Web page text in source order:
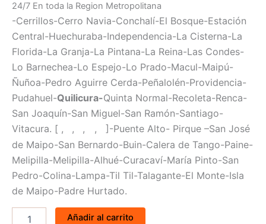
24/7 En toda la Region Metropolitana
-Cerrillos-Cerro Navia-Conchalí-El Bosque-Estación
Central-Huechuraba-Independencia-La Cisterna-La
Florida-La Granja-La Pintana-La Reina-Las Condes-
Lo Barnechea-Lo Espejo-Lo Prado-Macul-Maipú-
Ñuñoa-Pedro Aguirre Cerda-Peñalolén-Providencia-
Pudahuel-Quilicura-Quinta Normal-Recoleta-Renca-
San Joaquín-San Miguel-San Ramón-Santiago-
Vitacura. [ , , , , ]-Puente Alto- Pirque –San José
de Maipo-San Bernardo-Buin-Calera de Tango-Paine-
Melipilla-Melipilla-Alhué-Curacaví-María Pinto-San
Pedro-Colina-Lampa-Til Til-Talagante-El Monte-Isla
de Maipo-Padre Hurtado.
Añadir al carrito